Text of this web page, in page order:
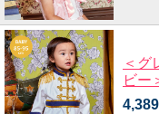
＜グ
ビー